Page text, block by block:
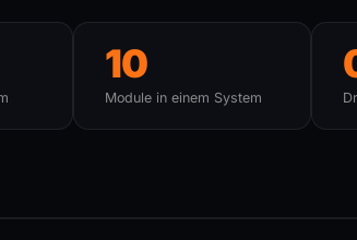
10
Module in einem System